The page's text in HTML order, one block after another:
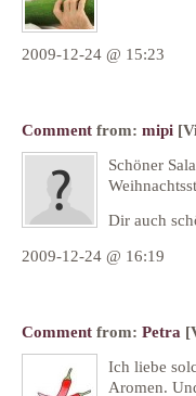
2009-12-24 @ 15:23
Comment from: mipi
Schöner
Dir auch
2009-12-24 @ 16:19
Comment from: Petra
Ich liebe
Aromen.